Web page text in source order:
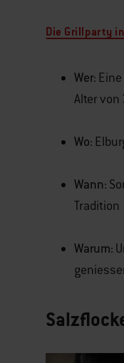
Die Grillparty
Wer:
Alter von
Wo:
Wann:
Tradition
Warum: